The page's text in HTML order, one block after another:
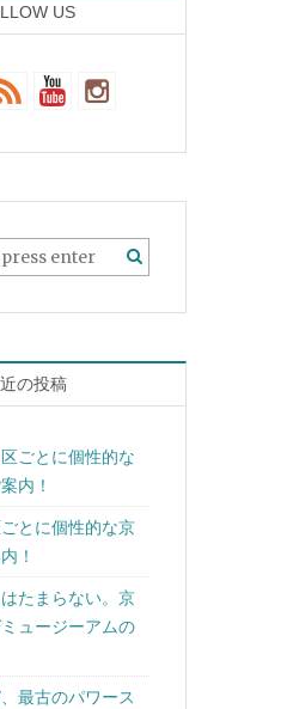
US
の投稿
区ごとに個性的な
内！
ごとに個性的な京
！
たまらない。京
ュージーアムの
最古のパワース